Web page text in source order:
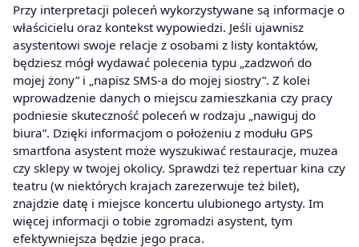
Przy interpretacji poleceń wykorzystywane są informacje o
właścicielu oraz kontekst wypowiedzi. Jeśli ujawnisz
asystentowi swoje relacje z osobami z listy kontaktów,
będziesz mógł wydawać polecenia typu „zadzwoń do
mojej żony” i „napisz SMS-a do mojej siostry”. Z kolei
wprowadzenie danych o miejscu zamieszkania czy pracy
podniesie skuteczność poleceń w rodzaju „nawiguj do
biura”. Dzięki informacjom o położeniu z modułu GPS
smartfona asystent może wyszukiwać restauracje, muzea
czy sklepy w twojej okolicy. Sprawdzi też repertuar kina czy
teatru (w niektórych krajach zarezerwuje też bilet),
znajdzie datę i miejsce koncertu ulubionego artysty. Im
więcej informacji o tobie zgromadzi asystent, tym
efektywniejsza będzie jego praca.